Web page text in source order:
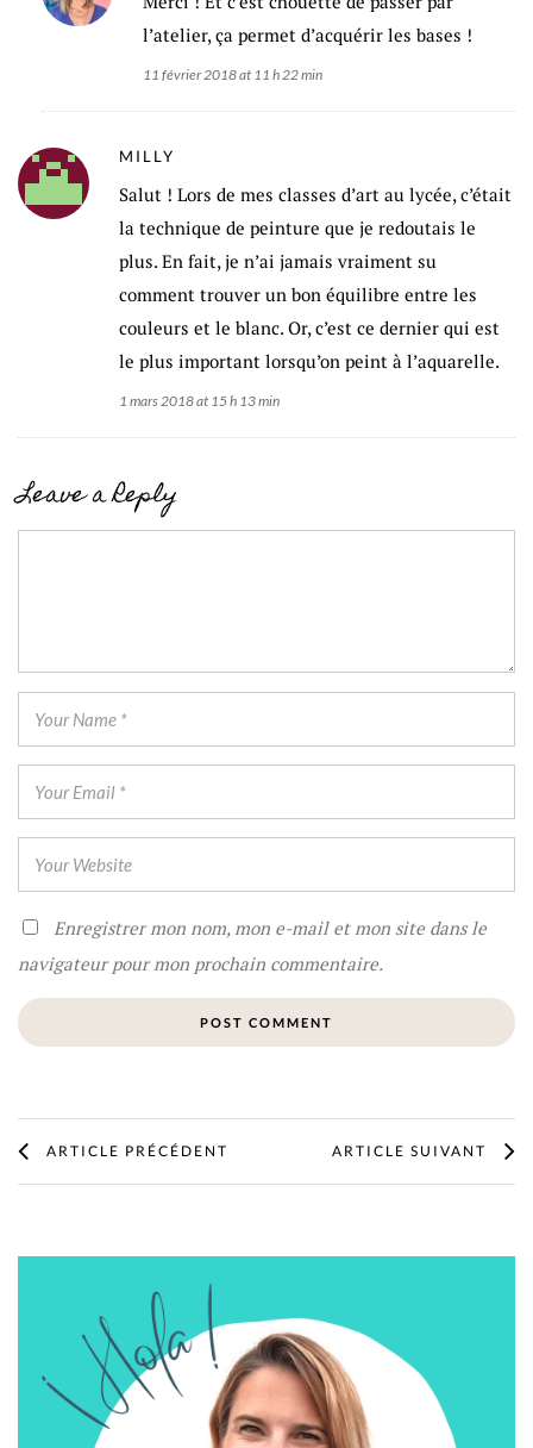
l’atelier, ça permet d’acquérir les bases !
11 février 2018 at 11 h 22 min
MILLY
Salut ! Lors de mes classes d’art au lycée, c’était
la technique de peinture que je redoutais le
plus. En fait, je n’ai jamais vraiment su
comment trouver un bon équilibre entre les
couleurs et le blanc. Or, c’est ce dernier qui est
le plus important lorsqu’on peint à l’aquarelle.
1 mars 2018 at 15 h 13 min
Leave a Reply
Enregistrer mon nom, mon e-mail et mon site dans le
navigateur pour mon prochain commentaire.
ARTICLE PRÉCÉDENT ARTICLE SUIVANT